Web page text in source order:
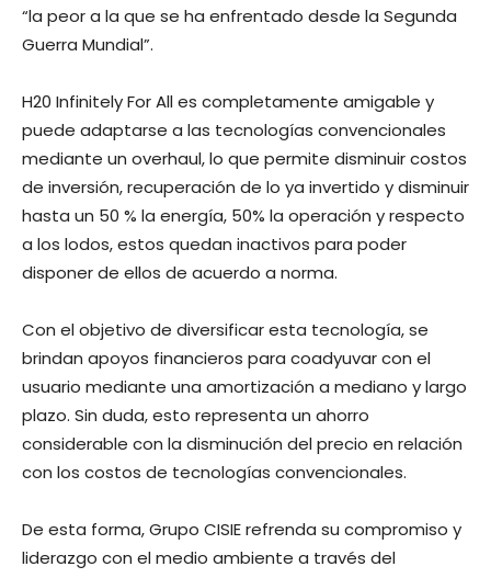
“la peor a la que se ha enfrentado desde la Segunda
Guerra Mundial”.
H20 Infinitely For All es completamente amigable y
puede adaptarse a las tecnologías convencionales
mediante un overhaul, lo que permite disminuir costos
de inversión, recuperación de lo ya invertido y disminuir
hasta un 50 % la energía, 50% la operación y respecto
a los lodos, estos quedan inactivos para poder
disponer de ellos de acuerdo a norma.
Con el objetivo de diversificar esta tecnología, se
brindan apoyos financieros para coadyuvar con el
usuario mediante una amortización a mediano y largo
plazo. Sin duda, esto representa un ahorro
considerable con la disminución del precio en relación
con los costos de tecnologías convencionales.
De esta forma, Grupo CISIE refrenda su compromiso y
liderazgo con el medio ambiente a través del